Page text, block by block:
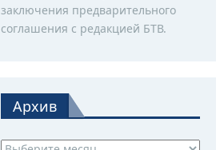
заключения предварительного
соглашения с редакцией БТВ.
Архив